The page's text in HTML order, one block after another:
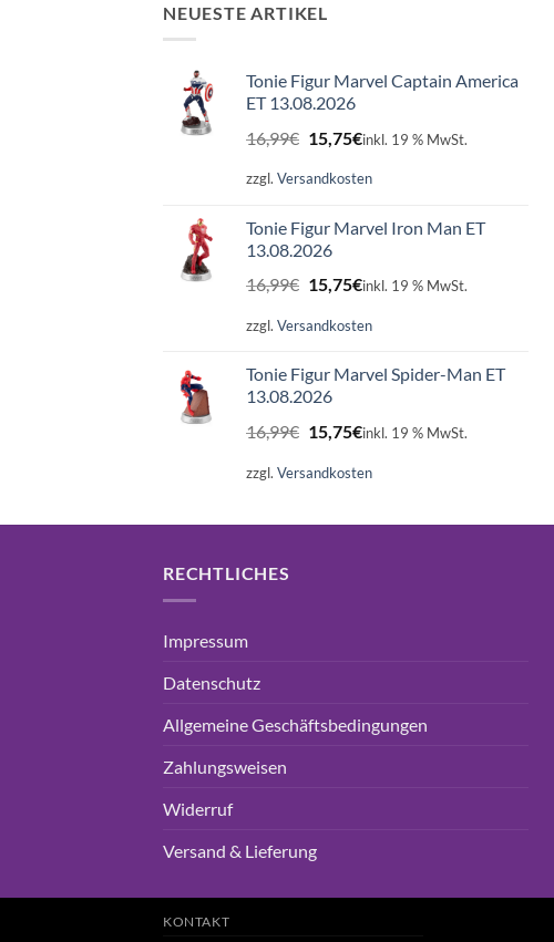
NEUESTE ARTIKEL
Tonie Figur Marvel Captain America
ET 13.08.2026
16,99€ Ursprünglicher
Preis
war:
15,75€Aktueller
ist:
inkl. 19 % MwSt.
zzgl. Versandkosten
Tonie Figur Marvel Iron Man ET
13.08.2026
16,99€ Ursprünglicher
Preis
war:
15,75€Aktueller
ist:
inkl. 19 % MwSt.
zzgl. Versandkosten
Tonie Figur Marvel Spider-Man ET
13.08.2026
16,99€ Ursprünglicher
Preis
war:
15,75€Aktueller
ist:
inkl. 19 % MwSt.
zzgl. Versandkosten
RECHTLICHES
Impressum
Datenschutz
Allgemeine Geschäftsbedingungen
Zahlungsweisen
Widerruf
Versand & Lieferung
KONTAKT